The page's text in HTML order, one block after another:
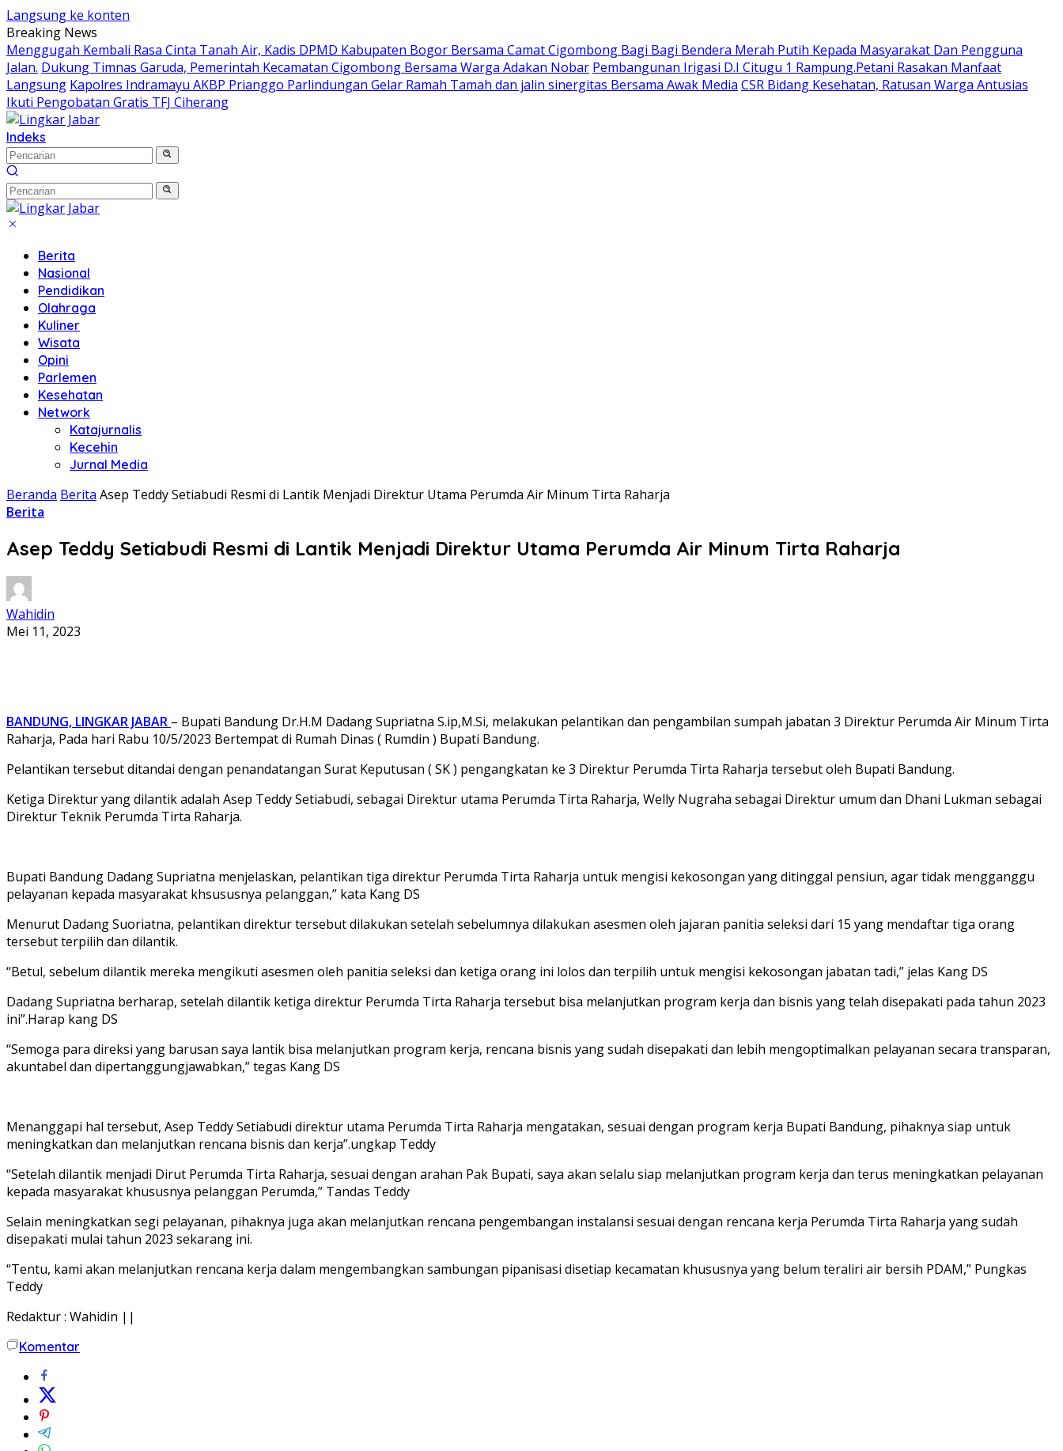
Langsung ke konten
Breaking News
Menggugah Kembali Rasa Cinta Tanah Air, Kadis DPMD Kabupaten Bogor Bersama Camat Cigombong Bagi Bagi Bendera Merah Putih Kepada Masyarakat Dan Pengguna
Jalan. Dukung Timnas Garuda, Pemerintah Kecamatan Cigombong Bersama Warga Adakan Nobar Pembangunan Irigasi D.I Citugu 1 Rampung.Petani Rasakan Manfaat
Langsung Kapolres Indramayu AKBP Prianggo Parlindungan Gelar Ramah Tamah dan jalin sinergitas Bersama Awak Media CSR Bidang Kesehatan, Ratusan Warga Antusias
Ikuti Pengobatan Gratis TFJ Ciherang
Indeks
Berita
Nasional
Pendidikan
Olahraga
Kuliner
Wisata
Opini
Parlemen
Kesehatan
Network
Katajurnalis
Kecehin
Jurnal Media
Beranda Berita Asep Teddy Setiabudi Resmi di Lantik Menjadi Direktur Utama Perumda Air Minum Tirta Raharja
Berita
Asep Teddy Setiabudi Resmi di Lantik Menjadi Direktur Utama Perumda Air Minum Tirta Raharja
Wahidin
Mei 11, 2023
BANDUNG, LINGKAR JABAR – Bupati Bandung Dr.H.M Dadang Supriatna S.ip,M.Si, melakukan pelantikan dan pengambilan sumpah jabatan 3 Direktur Perumda Air Minum Tirta
Raharja, Pada hari Rabu 10/5/2023 Bertempat di Rumah Dinas ( Rumdin ) Bupati Bandung.
Pelantikan tersebut ditandai dengan penandatangan Surat Keputusan ( SK ) pengangkatan ke 3 Direktur Perumda Tirta Raharja tersebut oleh Bupati Bandung.
Ketiga Direktur yang dilantik adalah Asep Teddy Setiabudi, sebagai Direktur utama Perumda Tirta Raharja, Welly Nugraha sebagai Direktur umum dan Dhani Lukman sebagai
Direktur Teknik Perumda Tirta Raharja.
Bupati Bandung Dadang Supriatna menjelaskan, pelantikan tiga direktur Perumda Tirta Raharja untuk mengisi kekosongan yang ditinggal pensiun, agar tidak mengganggu
pelayanan kepada masyarakat khsususnya pelanggan,” kata Kang DS
Menurut Dadang Suoriatna, pelantikan direktur tersebut dilakukan setelah sebelumnya dilakukan asesmen oleh jajaran panitia seleksi dari 15 yang mendaftar tiga orang
tersebut terpilih dan dilantik.
“Betul, sebelum dilantik mereka mengikuti asesmen oleh panitia seleksi dan ketiga orang ini lolos dan terpilih untuk mengisi kekosongan jabatan tadi,” jelas Kang DS
Dadang Supriatna berharap, setelah dilantik ketiga direktur Perumda Tirta Raharja tersebut bisa melanjutkan program kerja dan bisnis yang telah disepakati pada tahun 2023
ini”.Harap kang DS
“Semoga para direksi yang barusan saya lantik bisa melanjutkan program kerja, rencana bisnis yang sudah disepakati dan lebih mengoptimalkan pelayanan secara transparan,
akuntabel dan dipertanggungjawabkan,” tegas Kang DS
Menanggapi hal tersebut, Asep Teddy Setiabudi direktur utama Perumda Tirta Raharja mengatakan, sesuai dengan program kerja Bupati Bandung, pihaknya siap untuk
meningkatkan dan melanjutkan rencana bisnis dan kerja”.ungkap Teddy
“Setelah dilantik menjadi Dirut Perumda Tirta Raharja, sesuai dengan arahan Pak Bupati, saya akan selalu siap melanjutkan program kerja dan terus meningkatkan pelayanan
kepada masyarakat khususnya pelanggan Perumda,” Tandas Teddy
Selain meningkatkan segi pelayanan, pihaknya juga akan melanjutkan rencana pengembangan instalansi sesuai dengan rencana kerja Perumda Tirta Raharja yang sudah
disepakati mulai tahun 2023 sekarang ini.
“Tentu, kami akan melanjutkan rencana kerja dalam mengembangkan sambungan pipanisasi disetiap kecamatan khususnya yang belum teraliri air bersih PDAM,” Pungkas
Teddy
Redaktur : Wahidin ||
Komentar